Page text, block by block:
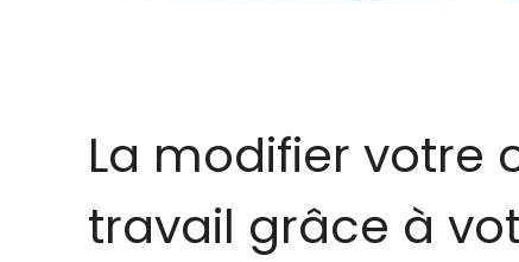
La modifier votre
travail grâce à